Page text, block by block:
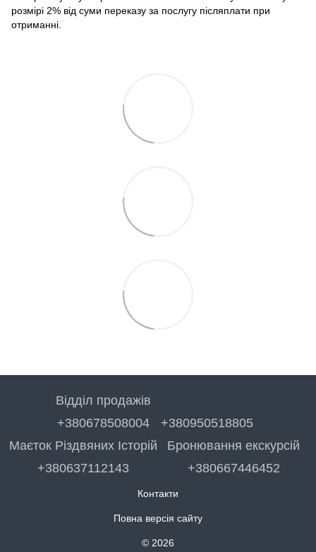
розмірі 2% від суми переказу за послугу післяплати при
отриманні.
Відділ продажів
+380678508004
+380950518805
Маєток Різдвяних Історій
+380637112143
Бронювання екскурсій
+380667446452
Контакти
Повна версія сайту
© 2026